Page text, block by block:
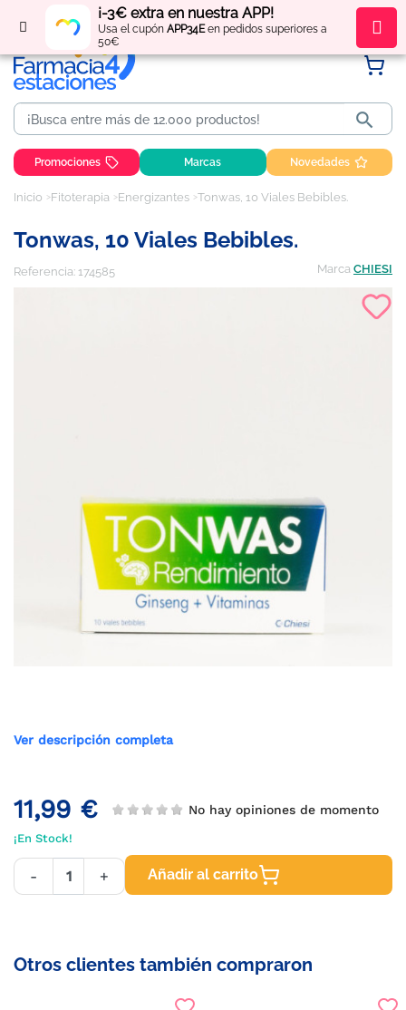
¡-3€ extra en nuestra APP!
Usa el cupón APP34Een pedidos superiores a
50€
Regístratey obténpuntos por tus compras

Promociones Marcas Novedades
Inicio Fitoterapia Energizantes Tonwas, 10 Viales Bebibles.
Tonwas, 10 Viales Bebibles.
Referencia: 174585 Marca CHIESI
Ver descripción completa
11,99 € No hay opiniones de momento
¡En Stock!
- + Añadir al carrito
Otros clientes también compraron